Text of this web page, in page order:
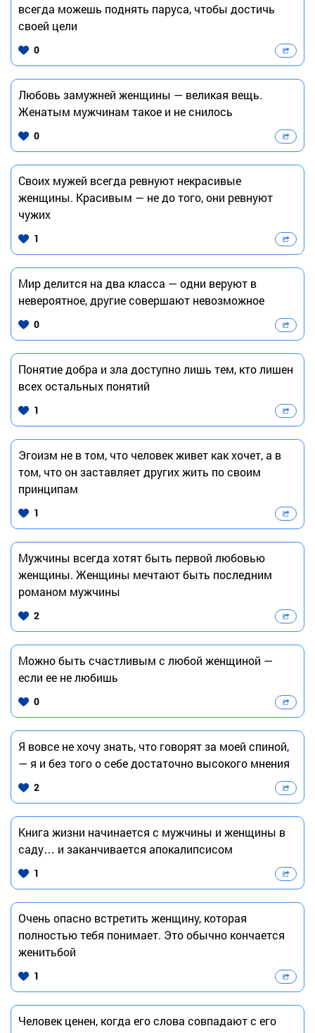
всегда можешь поднять паруса, чтобы достичь
своей цели
0
Любовь замужней женщины — великая вещь.
Женатым мужчинам такое и не снилось
0
Своих мужей всегда ревнуют некрасивые
женщины. Красивым — не до того, они ревнуют
чужих
1
Мир делится на два класса — одни веруют в
невероятное, другие совершают невозможное
0
Понятие добра и зла доступно лишь тем, кто лишен
всех остальных понятий
1
Эгоизм не в том, что человек живет как хочет, а в
том, что он заставляет других жить по своим
принципам
1
Мужчины всегда хотят быть первой любовью
женщины. Женщины мечтают быть последним
романом мужчины
2
Можно быть счастливым с любой женщиной —
если ее не любишь
0
Я вовсе не хочу знать, что говорят за моей спиной,
— я и без того о себе достаточно высокого мнения
2
Книга жизни начинается с мужчины и женщины в
саду… и заканчивается апокалипсисом
1
Очень опасно встретить женщину, которая
полностью тебя понимает. Это обычно кончается
женитьбой
1
Человек ценен, когда его слова совпадают с его